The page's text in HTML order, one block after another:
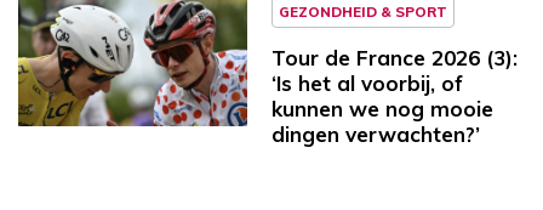
GEZONDHEID & SPORT
Tour de France 2026 (3):
‘Is het al voorbij, of
kunnen we nog mooie
dingen verwachten?’